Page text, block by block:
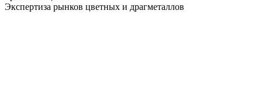
Экспертиза рынков цветных и драгметаллов